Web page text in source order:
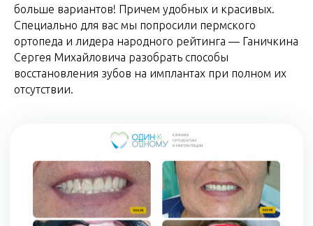
больше вариантов! Причем удобных и красивых.
Специально для вас мы попросили пермского
ортопеда и лидера народного рейтинга — Ганичкина
Сергея Михайловича разобрать способы
восстановления зубов на имплантах при полном их
отсутствии.
после протезирования на имплантах!